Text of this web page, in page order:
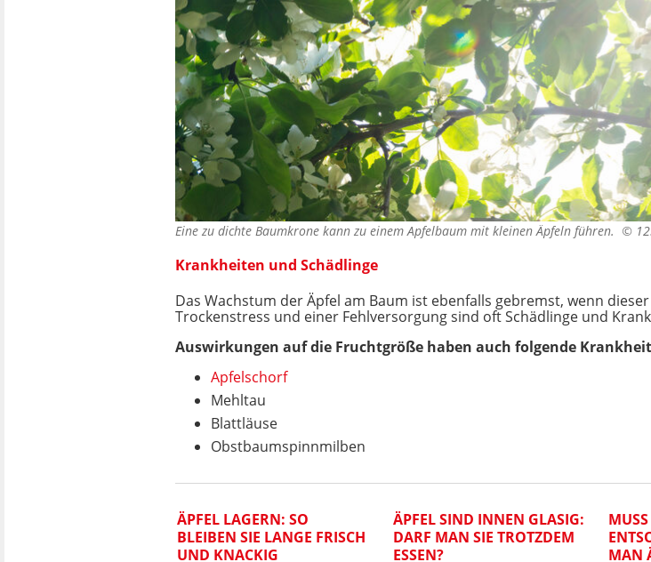
Eine zu dichte Baumkrone kann zu einem Apfelbaum mit kleinen Äpfeln führen. ©
Krankheiten und Schädlinge
Das Wachstum der Äpfel am Baum ist ebenfalls gebremst, wenn
Trockenstress und einer Fehlversorgung sind oft Schädlinge und
Auswirkungen auf die Fruchtgröße haben auch folgende
Apfelschorf
Mehltau
Blattläuse
Obstbaumspinnmilben
ÄPFEL LAGERN: SO
BLEIBEN SIE LANGE FRISCH
UND KNACKIG
ÄPFEL SIND INNEN GLASIG:
DARF MAN SIE TROTZDEM
ESSEN?
MAN